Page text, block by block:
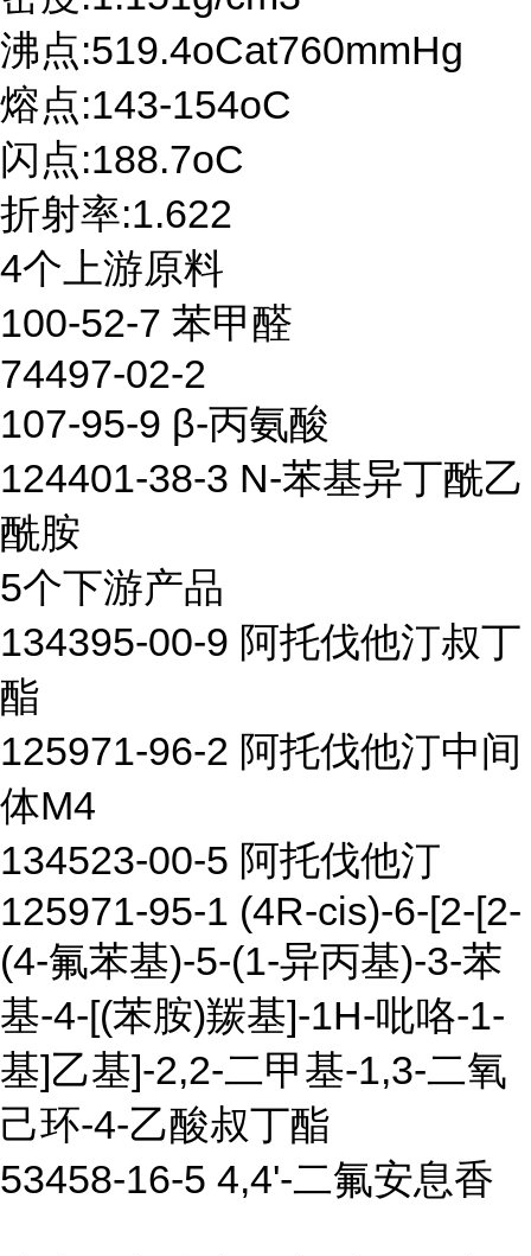
沸点:519.4oCat760mmHg
熔点:143-154oC
闪点:188.7oC
折射率:1.622
4个上游原料
100-52-7 苯甲醛
74497-02-2
107-95-9 β-丙氨酸
124401-38-3 N-苯基异丁酰乙
酰胺
5个下游产品
134395-00-9 阿托伐他汀叔丁
酯
125971-96-2 阿托伐他汀中间
体M4
134523-00-5 阿托伐他汀
125971-95-1 (4R-cis)-6-[2-[2-
(4-氟苯基)-5-(1-异丙基)-3-苯
基-4-[(苯胺)羰基]-1H-吡咯-1-
基]乙基]-2,2-二甲基-1,3-二氧
己环-4-乙酸叔丁酯
53458-16-5 4,4'-二氟安息香